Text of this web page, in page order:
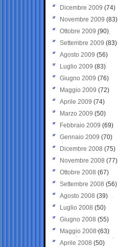
Dicembre 2009 (74)
Novembre 2009 (83)
Ottobre 2009 (90)
Settembre 2009 (83)
Agosto 2009 (56)
Luglio 2009 (83)
Giugno 2009 (76)
Maggio 2009 (72)
Aprile 2009 (74)
Marzo 2009 (50)
Febbraio 2009 (69)
Gennaio 2009 (70)
Dicembre 2008 (75)
Novembre 2008 (77)
Ottobre 2008 (67)
Settembre 2008 (56)
Agosto 2008 (39)
Luglio 2008 (50)
Giugno 2008 (55)
Maggio 2008(63)
Aprile 2008 (50)